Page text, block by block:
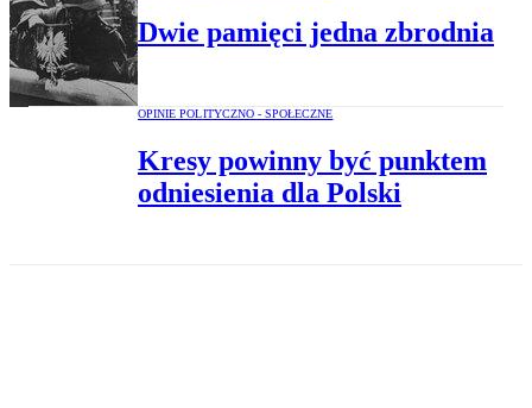
Dwie pamięci jedna zbrodnia
OPINIE POLITYCZNO - SPOŁECZNE
Kresy powinny być punktem
odniesienia dla Polski